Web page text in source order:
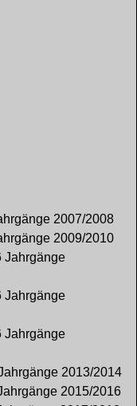
2007/2008
2009/2010
Jahrgänge
Jahrgänge
Jahrgänge
2013/2014
2015/2016